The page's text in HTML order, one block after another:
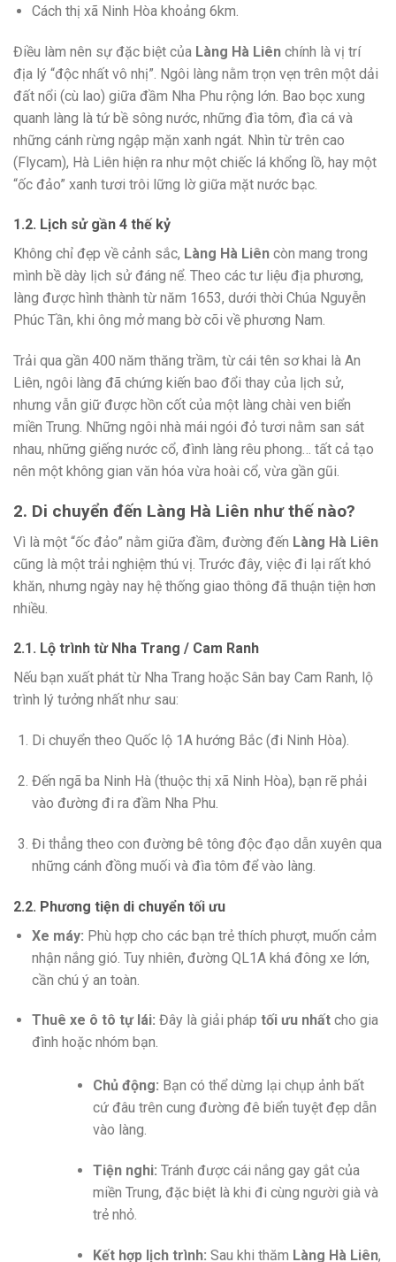
Cách thị xã Ninh Hòa khoảng 6km.
Điều làm nên sự đặc biệt của Làng Hà Liên chính là vị trí
địa lý “độc nhất vô nhị”. Ngôi làng nằm trọn vẹn trên một dải
đất nổi (cù lao) giữa đầm Nha Phu rộng lớn. Bao bọc xung
quanh làng là tứ bề sông nước, những đìa tôm, đìa cá và
những cánh rừng ngập mặn xanh ngát. Nhìn từ trên cao
(Flycam), Hà Liên hiện ra như một chiếc lá khổng lồ, hay một
“ốc đảo” xanh tươi trôi lững lờ giữa mặt nước bạc.
1.2. Lịch sử gần 4 thế kỷ
Không chỉ đẹp về cảnh sắc, Làng Hà Liên còn mang trong
mình bề dày lịch sử đáng nể. Theo các tư liệu địa phương,
làng được hình thành từ năm 1653, dưới thời Chúa Nguyễn
Phúc Tần, khi ông mở mang bờ cõi về phương Nam.
Trải qua gần 400 năm thăng trầm, từ cái tên sơ khai là An
Liên, ngôi làng đã chứng kiến bao đổi thay của lịch sử,
nhưng vẫn giữ được hồn cốt của một làng chài ven biển
miền Trung. Những ngôi nhà mái ngói đỏ tươi nằm san sát
nhau, những giếng nước cổ, đình làng rêu phong… tất cả tạo
nên một không gian văn hóa vừa hoài cổ, vừa gần gũi.
2. Di chuyển đến Làng Hà Liên như thế nào?
Vì là một “ốc đảo” nằm giữa đầm, đường đến Làng Hà Liên
cũng là một trải nghiệm thú vị. Trước đây, việc đi lại rất khó
khăn, nhưng ngày nay hệ thống giao thông đã thuận tiện hơn
nhiều.
2.1. Lộ trình từ Nha Trang / Cam Ranh
Nếu bạn xuất phát từ Nha Trang hoặc Sân bay Cam Ranh, lộ
trình lý tưởng nhất như sau:
Di chuyển theo Quốc lộ 1A hướng Bắc (đi Ninh Hòa).
Đến ngã ba Ninh Hà (thuộc thị xã Ninh Hòa), bạn rẽ phải
vào đường đi ra đầm Nha Phu.
Đi thẳng theo con đường bê tông độc đạo dẫn xuyên qua
những cánh đồng muối và đìa tôm để vào làng.
2.2. Phương tiện di chuyển tối ưu
Xe máy: Phù hợp cho các bạn trẻ thích phượt, muốn cảm
nhận nắng gió. Tuy nhiên, đường QL1A khá đông xe lớn,
cần chú ý an toàn.
Thuê xe ô tô tự lái: Đây là giải pháp tối ưu nhấtcho gia
đình hoặc nhóm bạn.
Chủ động: Bạn có thể dừng lại chụp ảnh bất
cứ đâu trên cung đường đê biển tuyệt đẹp dẫn
vào làng.
Tiện nghi: Tránh được cái nắng gay gắt của
miền Trung, đặc biệt là khi đi cùng người già và
trẻ nhỏ.
Kết hợp lịch trình: Sau khi thăm Làng Hà Liên,